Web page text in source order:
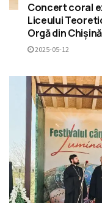
Concert coral
Liceului
Orgă din
2025-05-12